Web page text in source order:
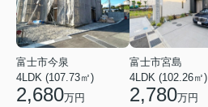
富士市今泉
4LDK (107.73㎡)
2,680万円
富士市宮島
4LDK (102.26㎡)
2,780万円